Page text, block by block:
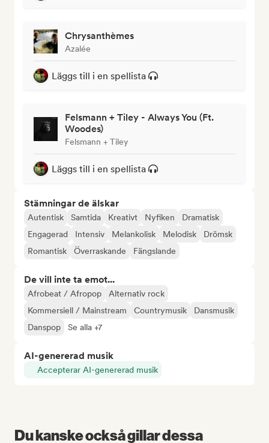
Chrysanthèmes
Azalée
Läggs till i en spellista
Felsmann + Tiley - Always You (Ft.
Woodes)
Felsmann + Tiley
Läggs till i en spellista
Stämningar de älskar
Autentisk Samtida Kreativt Nyfiken
Dramatisk
Engagerad
Intensiv Melankolisk Melodisk
Drömsk
Romantisk
Överraskande Fängslande
De vill inte ta emot...
Afrobeat / Afropop
Alternativ rock
Kommersiell / Mainstream
Countrymusik
Dansmusik
Danspop
Se alla +7
AI-genererad musik
Accepterar AI-genererad musik
Du kanske också gillar dessa